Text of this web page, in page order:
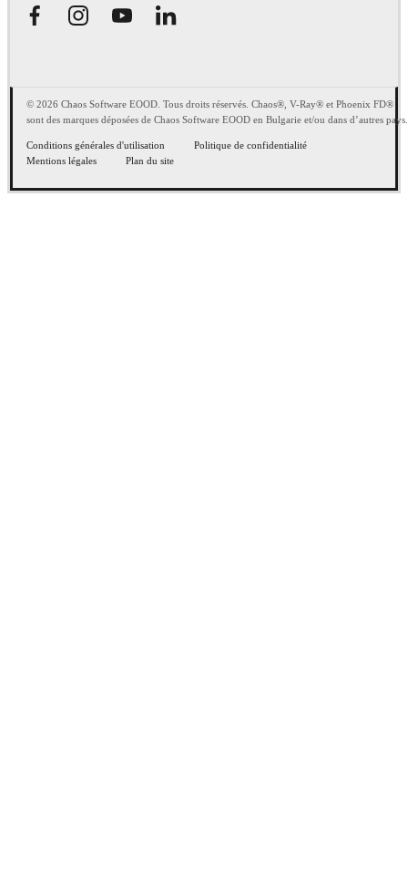
© 2026 Chaos Software EOOD. Tous droits réservés. Chaos®, V-Ray® et Phoenix FD®
sont des marques déposées de Chaos Software EOOD en Bulgarie et/ou dans d’autres pays.
Conditions générales d'utilisation
Politique de confidentialité
Mentions légales
Plan du site